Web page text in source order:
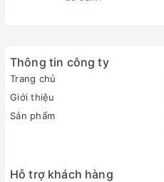
Thông tin công ty
Trang chủ
Giới thiệu
Sản phẩm
Hỗ trợ khách hàng